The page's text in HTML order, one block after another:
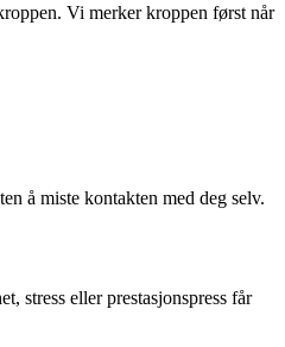
Vi merker kroppen først når
å miste kontakten med deg selv.
stress eller prestasjonspress får